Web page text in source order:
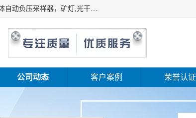
山东振达工矿设备有限公司是集科研开发、生产加工、电子商务为一体的技术型企业,公司主营:气体自动负压采样器，矿灯,光干涉甲烷测定器及其校验仪,甲烷报警仪及其校验装置,甲烷传感器校验装置,粉尘校验装置,煤尘爆炸校验装置,高压水表,三点测径规,圆型规,钢规磨耗仪,第四种检查器,内距尺,轮径尺,样板等铁路配件仪表,矿用设备等产品.
公司动态 客户案例 荣誉认证